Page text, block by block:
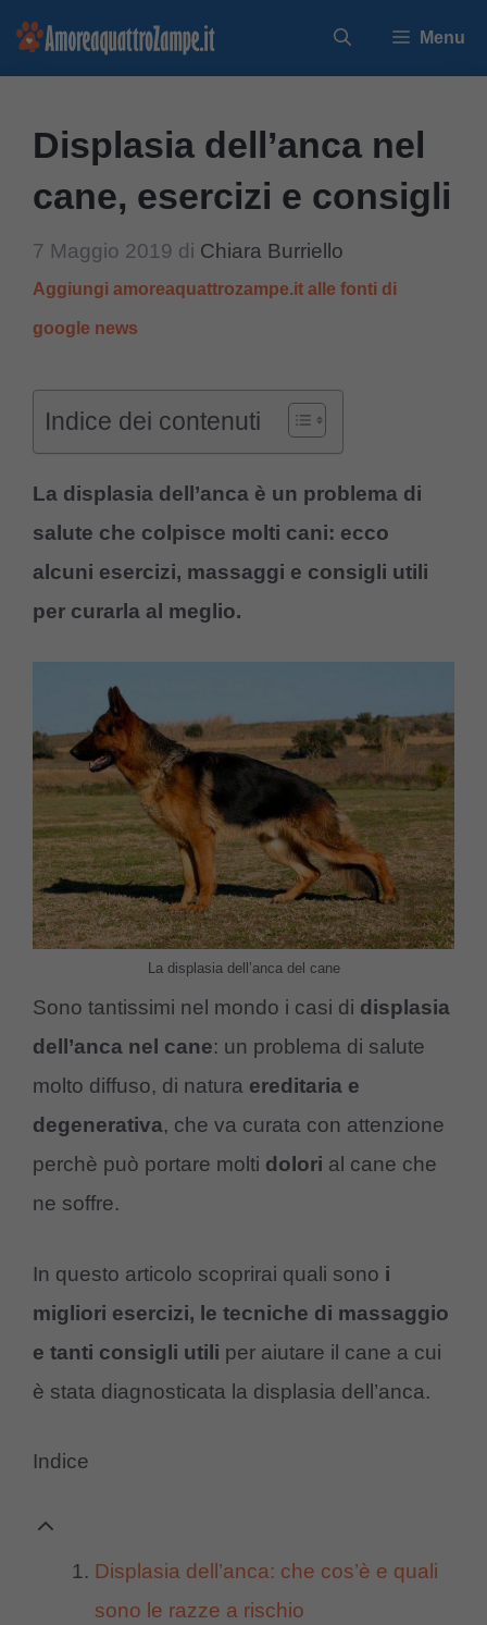
Vai
Menu
Displasia dell’anca nel
cane, esercizi e consigli
7 Maggio 2019 di Chiara Burriello
Aggiungi amoreaquattrozampe.it alle fonti di
google news
Indice dei contenuti
La displasia dell’anca è un problema di
salute che colpisce molti cani: ecco
alcuni esercizi, massaggi e consigli utili
per curarla al meglio.
La displasia dell’anca del cane
Sono tantissimi nel mondo i casi di displasia
dell’anca nel cane: un problema di salute
molto diffuso, di natura ereditaria e
degenerativa, che va curata con attenzione
perchè può portare molti dolori al cane che
ne soffre.
In questo articolo scoprirai quali sono i
migliori esercizi, le tecniche di massaggio
e tanti consigli utili per aiutare il cane a cui
è stata diagnosticata la displasia dell’anca.
Indice
Displasia dell’anca: che cos’è e quali
sono le razze a rischio